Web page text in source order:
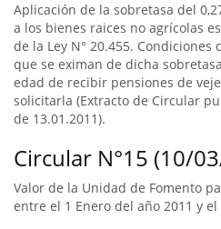
Aplicación de la sobretasa del
a los bienes raices no agrícolas
de la Ley N° 20.455.
que se eximan de dicha
edad de recibir pensiones de
solicitarla (Extracto de Circular
de 13.01.2011).
Circular N°15 (10/
Valor de la Unidad de Fomento
entre el 1 Enero del año 2011 y